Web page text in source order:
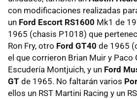
con modificaciones realizadas
un Ford Escort RS1600 Mk1 de
1965 (chasis P1018) que
Ron Fry, otro Ford GT40 de 1965
el que corrieron Brian Muir y Paco
Escudería Montjuich, y un Ford
GT de 1965. No faltarán varios
ellos un RST Martini Racing y un